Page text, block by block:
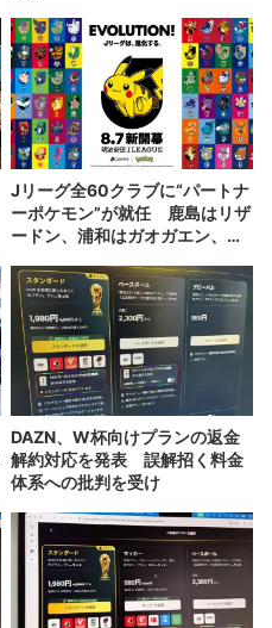
Jリーグ全60クラブに“パートナ
ーポケモン”が就任 鹿島はリザ
ードン、浦和はガオガエン、川
DAZN、W杯向けプランの返金
解約対応を発表 誤解招く料金
体系への批判を受け